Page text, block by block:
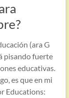
(ara G
pisando fuerte
educativas.
es que en mi
Educations: